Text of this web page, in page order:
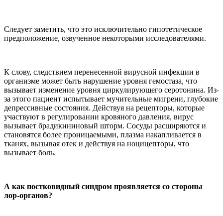
Следует заметить, что это исключительно гипотетическое
предположение, озвученное некоторыми исследователями.
К слову, следствием перенесенной вирусной инфекции в
организме может быть нарушение уровня гемостаза, что
вызывает изменение уровня циркулирующего серотонина. Из-
за этого пациент испытывает мучительные мигрени, глубокие
депрессивные состояния. Действуя на рецепторы, которые
участвуют в регулировании кровяного давления, вирус
вызывает брадикининовый шторм. Сосуды расширяются и
становятся более проницаемыми, плазма накапливается в
тканях, вызывая отек и действуя на ноцицепторы, что
вызывает боль.
А как постковидный синдром проявляется со стороны
лор-органов?